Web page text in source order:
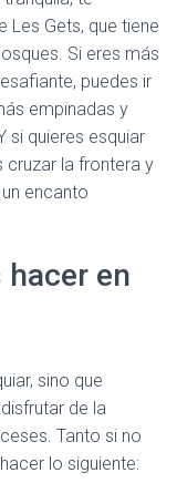
Les Gets, que tiene
Si eres más
puedes ir
empinadas y
si quieres esquiar
cruzar la frontera y
encanto
en
sino que
de la
Tanto si no
lo siguiente: